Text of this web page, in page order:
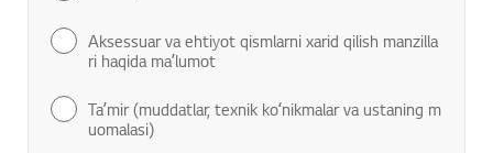
Aksessuar va ehtiyot qismlarni xarid qilish manzilla
ri haqida maʼlumot
Taʼmir (muddatlar, texnik koʻnikmalar va ustaning m
uomalasi)